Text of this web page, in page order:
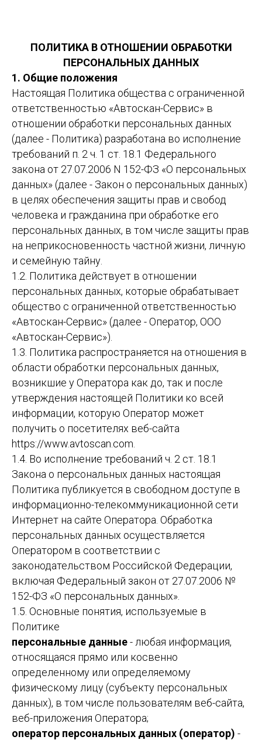
ПОЛИТИКА В ОТНОШЕНИИ ОБРАБОТКИ
ПЕРСОНАЛЬНЫХ ДАННЫХ
1. Общие положения
Настоящая Политика общества с ограниченной
ответственностью «Автоскан-Сервис» в
отношении обработки персональных данных
(далее - Политика) разработана во исполнение
требований п. 2 ч. 1 ст. 18.1 Федерального
закона от 27.07.2006 N 152-ФЗ «О персональных
данных» (далее - Закон о персональных данных)
в целях обеспечения защиты прав и свобод
человека и гражданина при обработке его
персональных данных, в том числе защиты прав
на неприкосновенность частной жизни, личную
и семейную тайну.
1.2. Политика действует в отношении
персональных данных, которые обрабатывает
общество с ограниченной ответственностью
«Автоскан-Сервис» (далее - Оператор, ООО
«Автоскан-Сервис»).
1.3. Политика распространяется на отношения в
области обработки персональных данных,
возникшие у Оператора как до, так и после
утверждения настоящей Политики ко всей
информации, которую Оператор может
получить о посетителях веб-сайта
https://www.avtoscan.com.
1.4. Во исполнение требований ч. 2 ст. 18.1
Закона о персональных данных настоящая
Политика публикуется в свободном доступе в
информационно-телекоммуникационной сети
Интернет на сайте Оператора. Обработка
персональных данных осуществляется
Оператором в соответствии с
законодательством Российской Федерации,
включая Федеральный закон от 27.07.2006 №
152-ФЗ «О персональных данных».
1.5. Основные понятия, используемые в
Политике
персональные данные- любая информация,
относящаяся прямо или косвенно
определенному или определяемому
физическому лицу (субъекту персональных
данных), в том числе пользователям веб-сайта,
веб-приложения Оператора;
оператор персональных данных (оператор) -